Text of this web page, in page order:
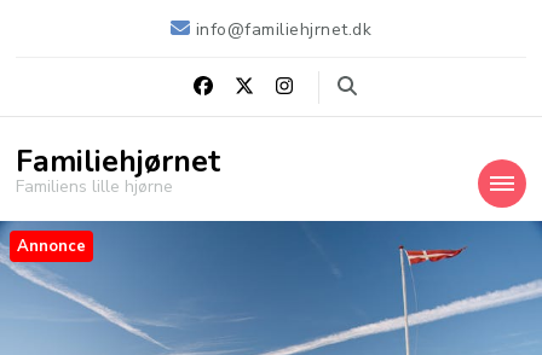
info@familiehjrnet.dk
Familiehjørnet
Familiens lille hjørne
Annonce